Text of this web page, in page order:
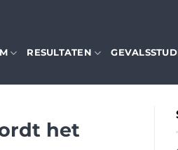
RESULTATEN
het